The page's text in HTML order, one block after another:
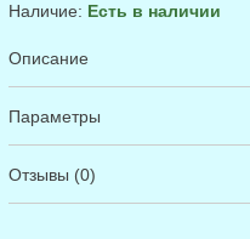
Наличие: Есть в наличии
Описание
Параметры
Отзывы (0)